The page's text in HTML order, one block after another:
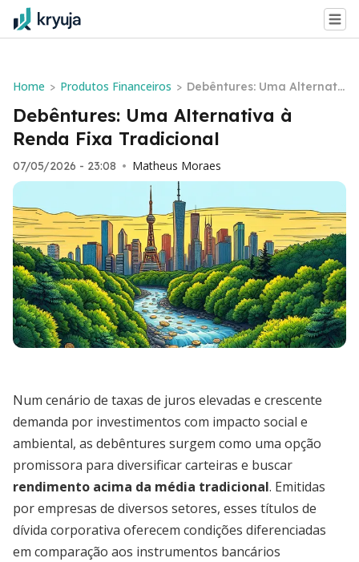
Home > Produtos Financeiros > Debêntures: Uma Alternati
va à Renda Fixa Tradicion
al
Debêntures: Uma Alternativa à
Renda Fixa Tradicional
07/05/2026 - 23:08 • Matheus Moraes
Num cenário de taxas de juros elevadas e crescente
demanda por investimentos com impacto social e
ambiental, as debêntures surgem como uma opção
promissora para diversificar carteiras e buscar
rendimento acima da média tradicional. Emitidas
por empresas de diversos setores, esses títulos de
dívida corporativa oferecem condições diferenciadas
em comparação aos instrumentos bancários